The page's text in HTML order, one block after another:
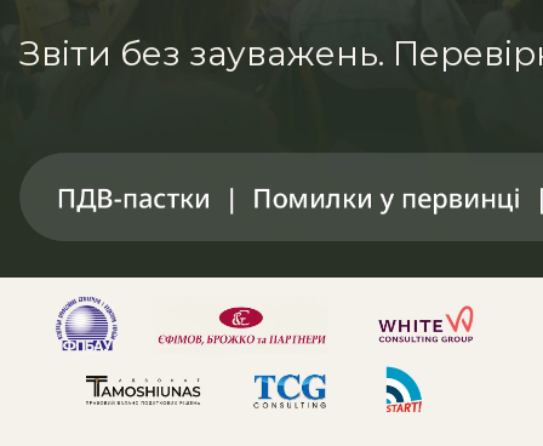
200+
8+
Звіти без зауважень.